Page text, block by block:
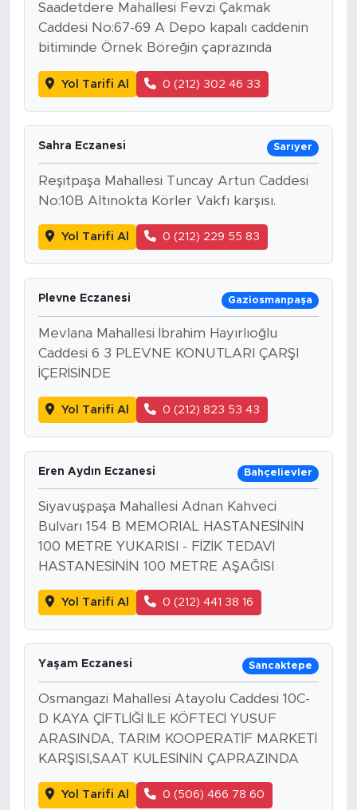
Saadetdere Mahallesi Fevzi Çakmak
Caddesi No:67-69 A Depo kapalı caddenin
bitiminde Örnek Böreğin çaprazında
Yol Tarifi Al 0 (212) 302 46 33
Sahra Eczanesi Sarıyer
Reşitpaşa Mahallesi Tuncay Artun Caddesi
No:10B Altınokta Körler Vakfı karşısı.
Yol Tarifi Al 0 (212) 229 55 83
Plevne Eczanesi Gaziosmanpaşa
Mevlana Mahallesi İbrahim Hayırlıoğlu
Caddesi 6 3 PLEVNE KONUTLARI ÇARŞI
İÇERİSİNDE
Yol Tarifi Al 0 (212) 823 53 43
Eren Aydın Eczanesi Bahçelievler
Siyavuşpaşa Mahallesi Adnan Kahveci
Bulvarı 154 B MEMORIAL HASTANESİNİN
100 METRE YUKARISI - FİZİK TEDAVİ
HASTANESİNİN 100 METRE AŞAĞISI
Yol Tarifi Al 0 (212) 441 38 16
Yaşam Eczanesi Sancaktepe
Osmangazi Mahallesi Atayolu Caddesi 10C-
D KAYA ÇİFTLİĞİ İLE KÖFTECİ YUSUF
ARASINDA, TARIM KOOPERATİF MARKETİ
KARŞISI,SAAT KULESİNİN ÇAPRAZINDA
Yol Tarifi Al 0 (506) 466 78 60